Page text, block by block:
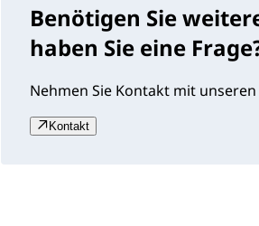
Benötigen Sie
haben Sie eine
Nehmen Sie Kontakt mit
Kontakt